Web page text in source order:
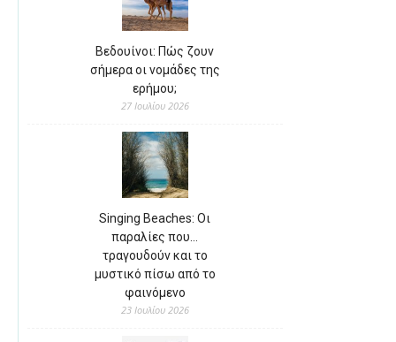
Βεδουίνοι: Πώς ζουν
σήμερα οι νομάδες της
ερήμου;
27 Ιουλίου 2026
Singing Beaches: Οι
παραλίες που…
τραγουδούν και το
μυστικό πίσω από το
φαινόμενο
23 Ιουλίου 2026